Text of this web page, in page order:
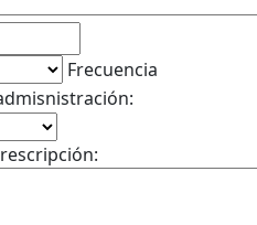
Frecuencia